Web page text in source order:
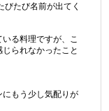
たび名前が出てく
る料理ですが、こ
られなかったこと
もう少し気配りが